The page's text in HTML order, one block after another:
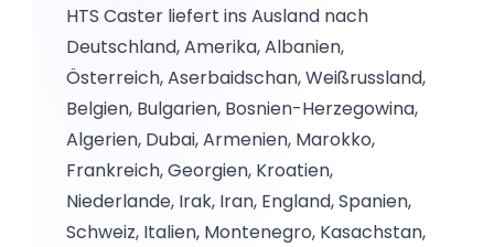
HTS Caster liefert ins Ausland nach
Deutschland, Amerika, Albanien,
Österreich, Aserbaidschan, Weißrussland,
Belgien, Bulgarien, Bosnien-Herzegowina,
Algerien, Dubai, Armenien, Marokko,
Frankreich, Georgien, Kroatien,
Niederlande, Irak, Iran, England, Spanien,
Schweiz, Italien, Montenegro, Kasachstan,